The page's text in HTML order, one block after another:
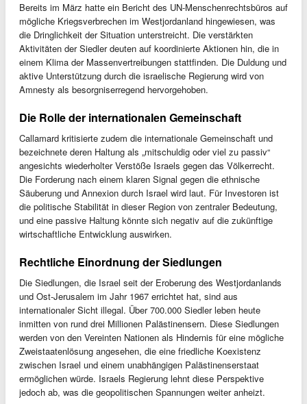
Bereits im März hatte ein Bericht des UN-Menschenrechtsbüros auf
mögliche Kriegsverbrechen im Westjordanland hingewiesen, was
die Dringlichkeit der Situation unterstreicht. Die verstärkten
Aktivitäten der Siedler deuten auf koordinierte Aktionen hin, die in
einem Klima der Massenvertreibungen stattfinden. Die Duldung und
aktive Unterstützung durch die israelische Regierung wird von
Amnesty als besorgniserregend hervorgehoben.
Die Rolle der internationalen Gemeinschaft
Callamard kritisierte zudem die internationale Gemeinschaft und
bezeichnete deren Haltung als „mitschuldig oder viel zu passiv“
angesichts wiederholter Verstöße Israels gegen das Völkerrecht.
Die Forderung nach einem klaren Signal gegen die ethnische
Säuberung und Annexion durch Israel wird laut. Für Investoren ist
die politische Stabilität in dieser Region von zentraler Bedeutung,
und eine passive Haltung könnte sich negativ auf die zukünftige
wirtschaftliche Entwicklung auswirken.
Rechtliche Einordnung der Siedlungen
Die Siedlungen, die Israel seit der Eroberung des Westjordanlands
und Ost-Jerusalem im Jahr 1967 errichtet hat, sind aus
internationaler Sicht illegal. Über 700.000 Siedler leben heute
inmitten von rund drei Millionen Palästinensern. Diese Siedlungen
werden von den Vereinten Nationen als Hindernis für eine mögliche
Zweistaatenlösung angesehen, die eine friedliche Koexistenz
zwischen Israel und einem unabhängigen Palästinenserstaat
ermöglichen würde. Israels Regierung lehnt diese Perspektive
jedoch ab, was die geopolitischen Spannungen weiter anheizt.